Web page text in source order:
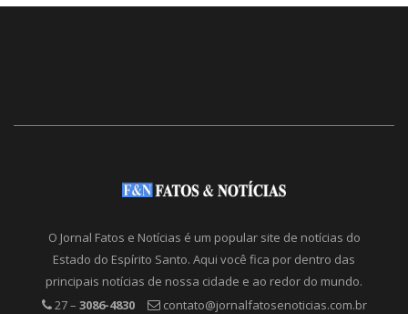
O Jornal Fatos e Notícias é um popular site de notícias do
Estado do Espírito Santo. Aqui você fica por dentro das
principais notícias de nossa cidade e ao redor do mundo.
27 – 3086-4830 contato@jornalfatosenoticias.com.br